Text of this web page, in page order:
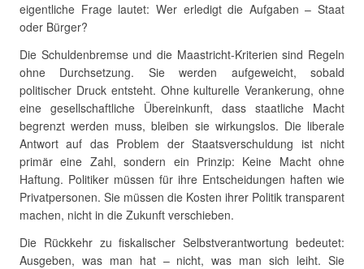
eigentliche Frage lautet: Wer erledigt die Aufgaben – Staat
oder Bürger?
Die Schuldenbremse und die Maastricht-Kriterien sind Regeln
ohne Durchsetzung. Sie werden aufgeweicht, sobald
politischer Druck entsteht. Ohne kulturelle Verankerung, ohne
eine gesellschaftliche Übereinkunft, dass staatliche Macht
begrenzt werden muss, bleiben sie wirkungslos. Die liberale
Antwort auf das Problem der Staatsverschuldung ist nicht
primär eine Zahl, sondern ein Prinzip: Keine Macht ohne
Haftung. Politiker müssen für ihre Entscheidungen haften wie
Privatpersonen. Sie müssen die Kosten ihrer Politik transparent
machen, nicht in die Zukunft verschieben.
Die Rückkehr zu fiskalischer Selbstverantwortung bedeutet:
Ausgeben, was man hat – nicht, was man sich leiht. Sie